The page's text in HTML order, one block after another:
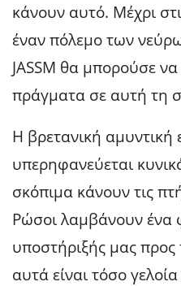
κάνουν αυτό. Μέχρι
έναν πόλεμο των
JASSM θα μπορούσε
πράγματα σε αυτή τη
Η βρετανική αμυντική
υπερηφανεύεται
σκόπιμα κάνουν τις
Ρώσοι λαμβάνουν ένα
υποστήριξής μας
αυτά είναι τόσο